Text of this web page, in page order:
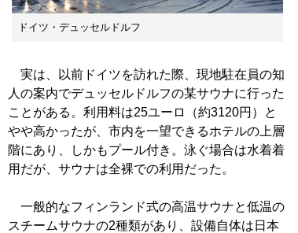
ドイツ・デュッセルドルフ
実は、以前ドイツを訪れた際、現地駐在員の知
人の案内でデュッセルドルフの某サウナに行った
ことがある。利用料は25ユーロ（約3120円）と
やや高かったが、市内を一望できるホテルの上層
階にあり、しかもプール付き。泳ぐ場合は水着着
用だが、サウナは全裸での利用だった。
一般的なフィンランド式の高温サウナと低温の
スチームサウナの2種類があり、設備自体は日本